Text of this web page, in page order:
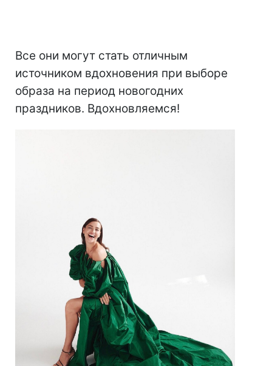
Все они могут стать отличным
источником вдохновения при выборе
образа на период новогодних
праздников. Вдохновляемся!